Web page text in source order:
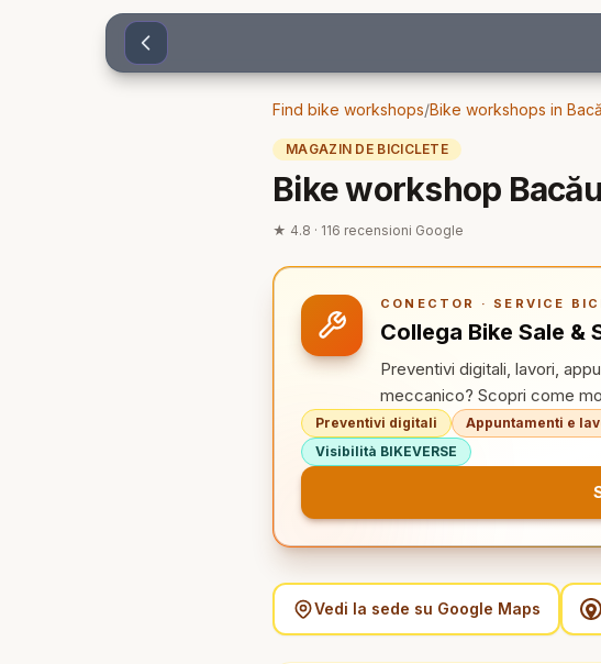
Sari la conținut
Find bike workshops/Bike workshops in
MAGAZIN DE BICICLETE
Bike workshop
★ 4.8 · 116 recensioni Google
CONECTOR · SERVICE
Collega Bike Sale &
Preventivi digitali, lavori,
meccanico? Scopri come
Preventivi digitali Appuntamenti e
Visibilità BIKEVERSE
Vedi la sede su Google Maps